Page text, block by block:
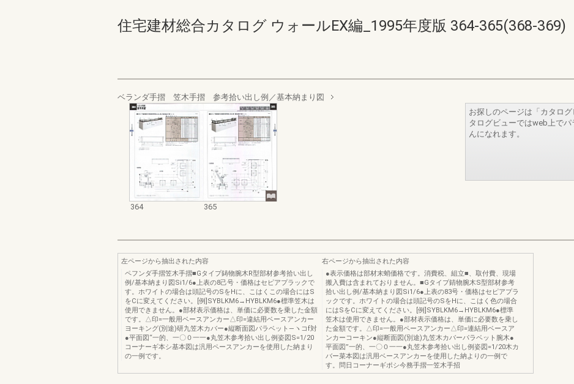
住宅建材総合カタログ ウォールEX編_1995年度版 364-365(368-369)
ベランダ手摺 笠木手摺 参考拾い出し例／基本納まり図
364 365
お探しのページは「カタロ
タログビューではweb上で
んになれます。
左ページから抽出された内容
ペフンダ手摺笠木手摺■Gタイプ鋳物腕木R型部材参考拾い出し
例/基本納まり図Si1/6●上表の8己号・価格はセピアプラックで
す。ホワイトの場合は頭記号のSをHに、こはくこの場合にはS
をCに変えてください。[例]SYBLKM6→HYBLKM6●標準笠木は
使用できません。●部材表示価格は、単価に必要数を乗した金額
です。△印=一般用ベースアンカー△印=違結用ベースアンカー
ヨーキング(別途)研九笠木カバー●縦断面図パラベット―ヽコf対
●平面図“一的、一〇０一一●丸笠木参考拾い出し例姿図S=1/20
コーナーギ本シ基本図は汎用ペースアンカーを使用した納まり
の一例です。
右ページから抽出された内容
●表示価格は部材末蛸価格です。消費税、組立■、取付費、現場
搬入費は含まれておりません。■Gタイプ錆物腕木S型部材参考
拾い出し例/基本納まり図Si1/6●上表の83号・価格はセピアプラ
ックです。ホワイトの場合は頭記号のSをHに、こはく色の場合
にはSをCに変えてください。[例]SYBLKM6→HYBLKM6●標準
笠木は使用できません。●部材表示価格は、単価に必要数を乗し
た金額です。△印=一般用ペースアンカー△印=連結用ベースア
ンカーコーキン●縦断面図(別途)九笠木カバーパラベット腕木●
平面図”一的、一〇０一一●丸笠木参考拾い出し例姿図=1/20木カ
バー菜本図は汎用ベースアンカーを使用した納よりの一例で
す。問日コーナーギポシ今務手摺一笠木手招